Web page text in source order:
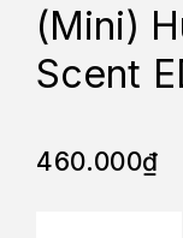
(Mini)
Scent
460.000₫